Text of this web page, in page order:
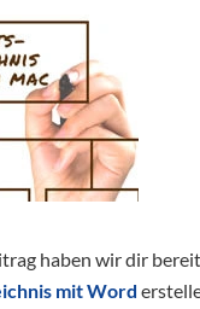
haben wir dir
mit Word